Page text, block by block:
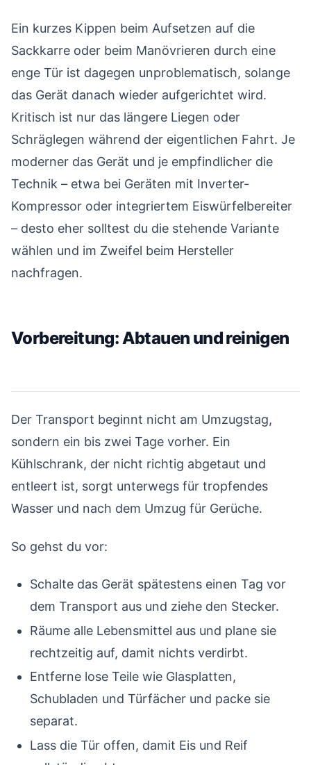
Ein kurzes Kippen beim Aufsetzen auf die
Sackkarre oder beim Manövrieren durch eine
enge Tür ist dagegen unproblematisch, solange
das Gerät danach wieder aufgerichtet wird.
Kritisch ist nur das längere Liegen oder
Schräglegen während der eigentlichen Fahrt. Je
moderner das Gerät und je empfindlicher die
Technik – etwa bei Geräten mit Inverter-
Kompressor oder integriertem Eiswürfelbereiter
– desto eher solltest du die stehende Variante
wählen und im Zweifel beim Hersteller
nachfragen.
Vorbereitung: Abtauen und reinigen
Der Transport beginnt nicht am Umzugstag,
sondern ein bis zwei Tage vorher. Ein
Kühlschrank, der nicht richtig abgetaut und
entleert ist, sorgt unterwegs für tropfendes
Wasser und nach dem Umzug für Gerüche.
So gehst du vor:
Schalte das Gerät spätestens einen Tag vor
dem Transport aus und ziehe den Stecker.
Räume alle Lebensmittel aus und plane sie
rechtzeitig auf, damit nichts verdirbt.
Entferne lose Teile wie Glasplatten,
Schubladen und Türfächer und packe sie
separat.
Lass die Tür offen, damit Eis und Reif